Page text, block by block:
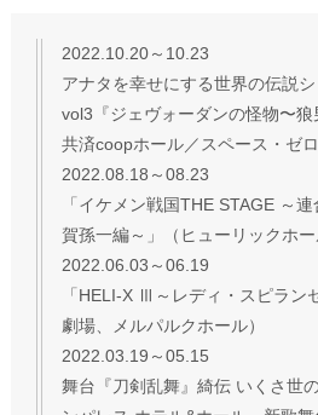
2022.10.20～10.23
アナタを幸せにする世界の伝説
vol3『ジェヴォーダンの怪物〜
共済coopホール／スペース・ゼロ
2022.08.18～08.23
「イケメン戦国THE STAGE ～
賀孫一編～」（ヒューリックホー
2022.06.03～06.19
「HELI-X Ⅲ～レディ・スピラン
劇場、メルパルクホール）
2022.03.19～05.15
舞台『刀剣乱舞』綺伝 いくさ世